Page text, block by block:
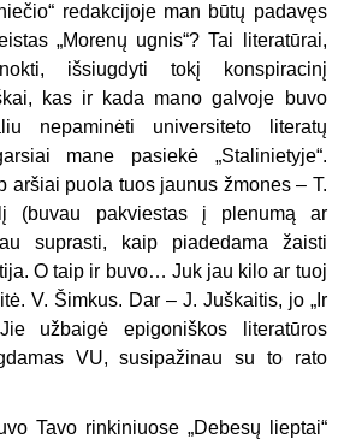
redak­cijoje man būtų padavęs
„Morenų ugnis“? Tai literatū­rai,
išsiugdyti tokį konspiracinį
kas ir kada mano galvoje buvo
nepaminėti universiteto literatų
mane pasiekė „Stalinietyje“.
aršiai puola tuos jaunus žmones – T.
(buvau pakviestas į plenumą ar
suprasti, kaip piadedama žaisti
O taip ir buvo… Juk jau kilo ar tuoj
V. Šimkus. Dar – J. Juškaitis, jo „Ir
užbaigė epigoniškos literatūros
VU, susipažinau su to rato
Tavo rinkiniuose „Debesų lieptai“